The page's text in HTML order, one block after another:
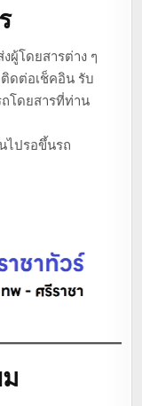
ผู้โดยสารต่าง ๆ
ดต่อเช็คอิน รับ
โดยสารที่ท่าน
ไปรอขึ้นรถ